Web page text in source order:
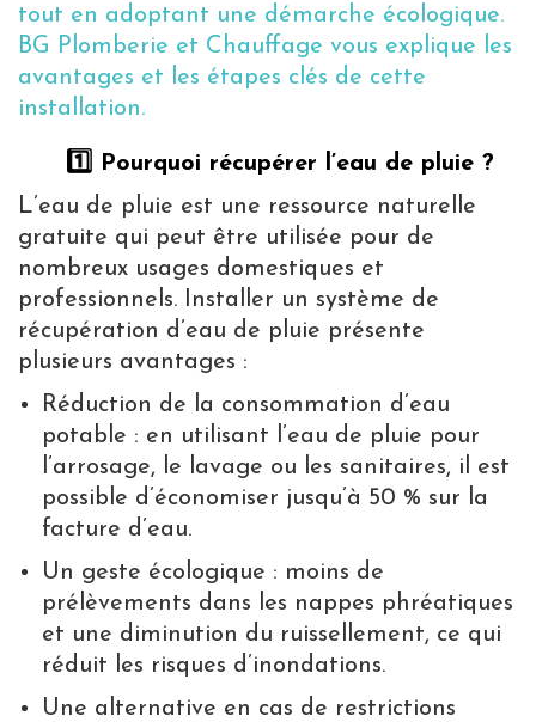
tout en adoptant une démarche écologique.
BG Plomberie et Chauffage vous explique les
avantages et les étapes clés de cette
installation.
1️⃣​ Pourquoi récupérer l’eau de pluie ?
L’eau de pluie est une ressource naturelle
gratuite qui peut être utilisée pour de
nombreux usages domestiques et
professionnels. Installer un système de
récupération d’eau de pluie présente
plusieurs avantages :
Réduction de la consommation d’eau
potable : en utilisant l’eau de pluie pour
l’arrosage, le lavage ou les sanitaires, il est
possible d’économiser jusqu’à 50 % sur la
facture d’eau.
Un geste écologique : moins de
prélèvements dans les nappes phréatiques
et une diminution du ruissellement, ce qui
réduit les risques d’inondations.
Une alternative en cas de restrictions